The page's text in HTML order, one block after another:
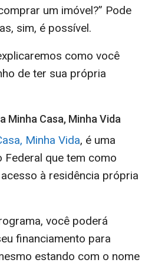
um imóvel?” Pode
sim, é possível.
como você
de ter sua própria
Minha Casa, Minha Vida
Minha Vida, é uma
Federal que tem como
à residência própria
você poderá
financiamento para
estando com o nome